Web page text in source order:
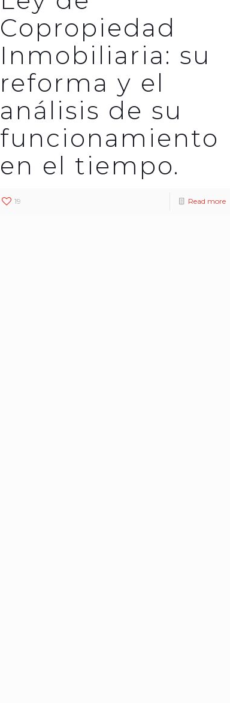
Copropiedad
Inmobiliaria: su
reforma y el
análisis de su
funcionamiento
en el tiempo.
19 Read more